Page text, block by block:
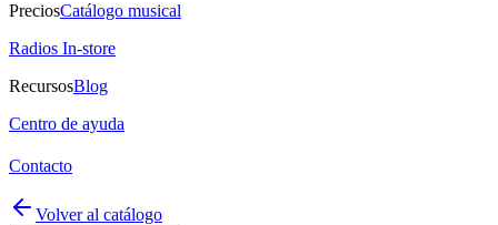
PreciosCatálogo musical
Radios In-store
RecursosBlog
Centro de ayuda
Contacto
Volver al catálogo